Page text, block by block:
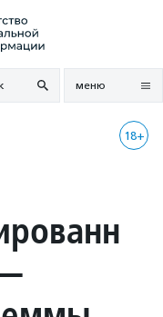
меню
18+